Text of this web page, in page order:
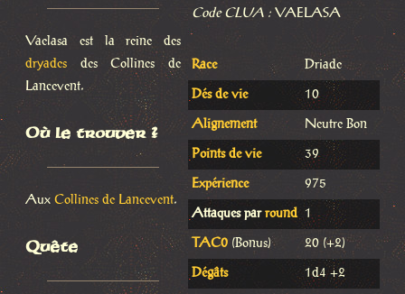
Vaelasa est la reine des
dryades des Collines de
Lancevent.
Où le trouver ?
Aux Collines de Lancevent.
Quête
Code CLUA : VAELASA
Race Driade
Dés de vie 10
Alignement Neutre Bon
Points de vie 39
Expérience 975
Attaques par round 1
TAC0 (Bonus) 20 (+2)
Dégâts 1d4 +2